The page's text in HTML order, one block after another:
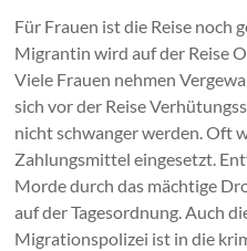
Für Frauen ist die Reise noch
Migrantin wird auf der Reise
Viele Frauen nehmen
sich vor der Reise
nicht schwanger werden. Oft
Zahlungsmittel eingesetzt.
Morde durch das mächtige
auf der Tagesordnung. Auch
Migrationspolizei ist in die